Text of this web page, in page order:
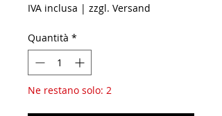
IVA inclusa | zzgl. Versand
Quantità *
Ne restano solo: 2